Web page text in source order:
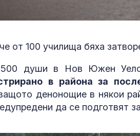
от 100 училища бяха
души в Нов Южен Уелс
в района за
денонощие в някои
да се подготвят